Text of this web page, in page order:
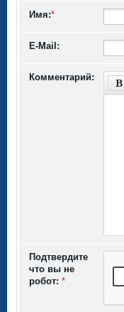
Имя:*
E-Mail:
Комментарий:
Подтвердите
что вы не
робот: *